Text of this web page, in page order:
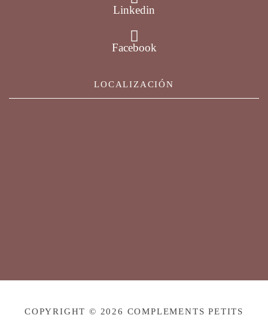
Linkedin
Facebook
LOCALIZACIÓN
COPYRIGHT © 2026 COMPLEMENTS PETITS